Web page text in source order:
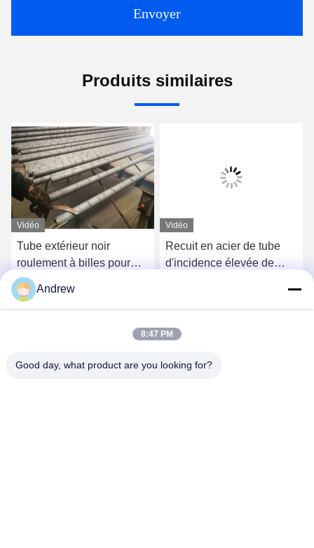
Envoyer
Produits similaires
Vidéo
Tube extérieur noir
roulement à billes pour
des machines de force de
fatigue de contact élevé
Causez Maintenant
Vidéo
Recuit en acier de tube
d'incidence élevée de
Causez Maintenant
Andrew
8:47 PM
Good day, what product are you looking for?